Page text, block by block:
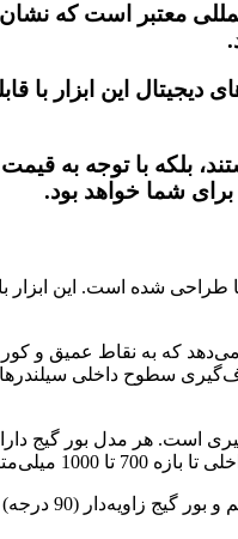
معتبر است که
این ابزار با
بلکه با توجه به
برای شما خواهد بود.
شده است. این ابزار
می‌دهد که به نقاط عمیق و
بیشتر برسد. بنابراین، انحراف‌گیری
است. هر مدل بور گیج
علاوه بر ظرفیت